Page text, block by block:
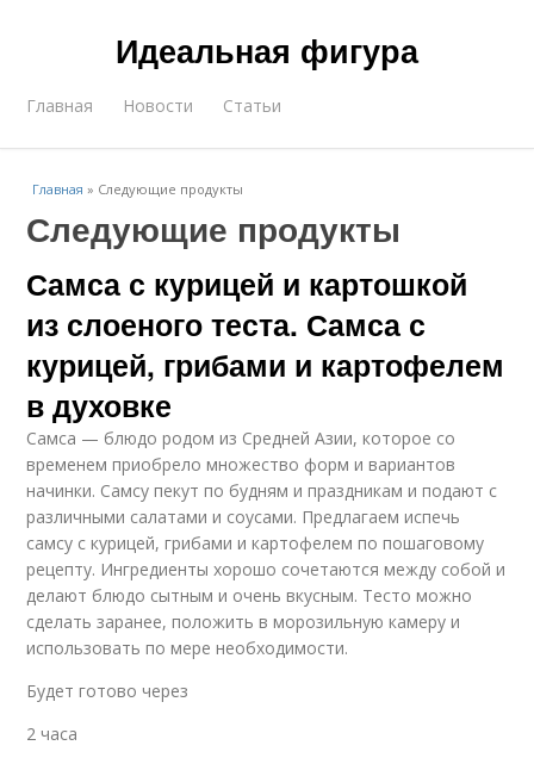
Идеальная фигура
Главная Новости Статьи
Главная » Следующие продукты
Следующие продукты
Самса с курицей и картошкой
из слоеного теста. Самса с
курицей, грибами и картофелем
в духовке
Самса — блюдо родом из Средней Азии, которое со
временем приобрело множество форм и вариантов
начинки. Самсу пекут по будням и праздникам и подают с
различными салатами и соусами. Предлагаем испечь
самсу с курицей, грибами и картофелем по пошаговому
рецепту. Ингредиенты хорошо сочетаются между собой и
делают блюдо сытным и очень вкусным. Тесто можно
сделать заранее, положить в морозильную камеру и
использовать по мере необходимости.
Будет готово через
2 часа